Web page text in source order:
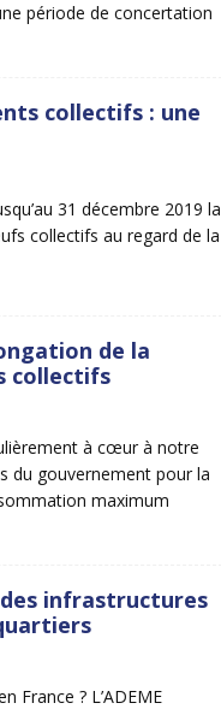
période de concertation
collectifs : une
31 décembre 2019 la
collectifs au regard de la
de la
collectifs
à cœur à notre
du gouvernement pour la
maximum
infrastructures
France ? L’ADEME